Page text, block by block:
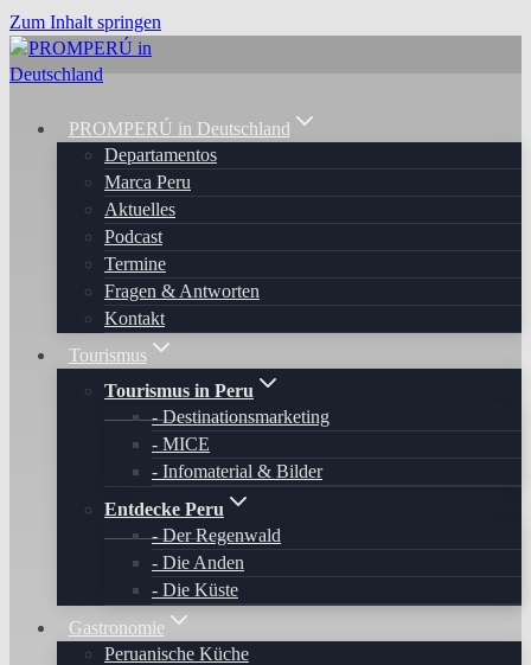
Zum Inhalt springen
PROMPERÚ in Deutschland
Departamentos
Marca Peru
Aktuelles
Podcast
Termine
Fragen & Antworten
Kontakt
Tourismus
Tourismus in Peru
Destinationsmarketing
MICE
Infomaterial & Bilder
Entdecke Peru
Der Regenwald
Die Anden
Die Küste
Gastronomie
Peruanische Küche